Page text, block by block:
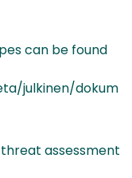
can be found
julkinen/dokum
assessment